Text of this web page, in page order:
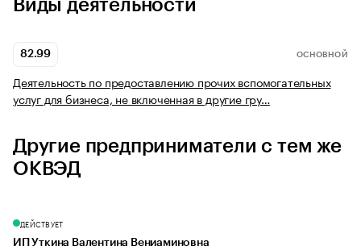
Виды деятельности
82.99 ОСНОВНОЙ
Деятельность по предоставлению прочих вспомогательных
услуг для бизнеса, не включенная в другие гру…
Другие предприниматели с тем же
ОКВЭД
ДЕЙСТВУЕТ
ИП Уткина Валентина Вениаминовна